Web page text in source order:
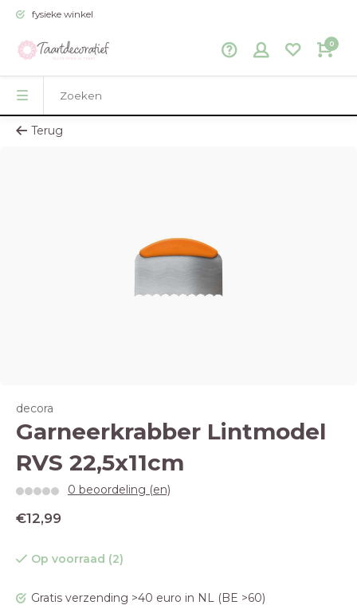
fysieke winkel
0
Terug
decora
Garneerkrabber Lintmodel
RVS 22,5x11cm
0 beoordeling (en)
€12,99
Op voorraad (2)
Gratis verzending >40 euro in NL (BE >60)